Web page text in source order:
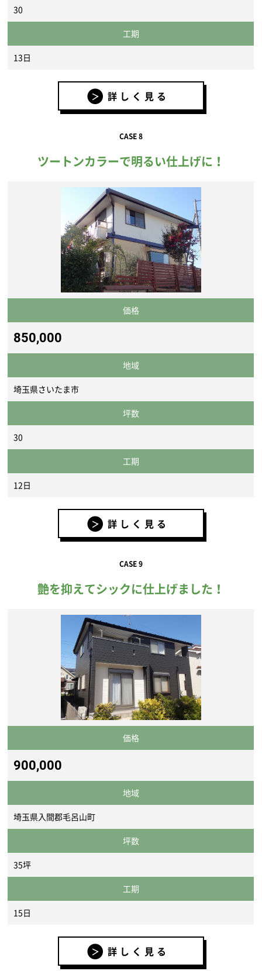
30
工期
13日
詳しく見る
CASE 8
ツートンカラーで明るい仕上げに！
価格
850,000
地域
埼玉県さいたま市
坪数
30
工期
12日
詳しく見る
CASE 9
艶を抑えてシックに仕上げました！
価格
900,000
地域
埼玉県入間郡毛呂山町
坪数
35坪
工期
15日
詳しく見る